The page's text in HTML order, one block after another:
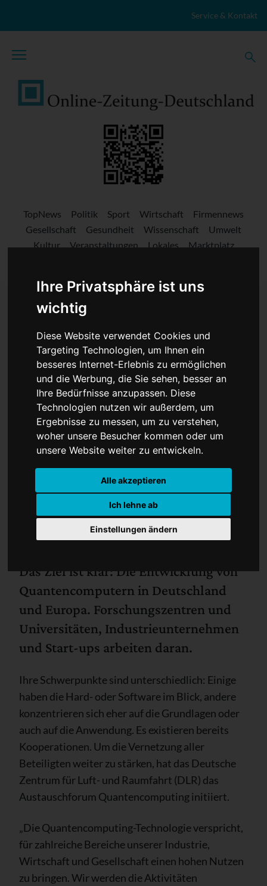
Ihre Privatsphäre ist uns
wichtig
Diese Website verwendet Cookies und
Targeting Technologien, um Ihnen ein
besseres Internet-Erlebnis zu ermöglichen
und die Werbung, die Sie sehen, besser an
Ihre Bedürfnisse anzupassen. Diese
Technologien nutzen wir außerdem, um
Ergebnisse zu messen, um zu verstehen,
woher unsere Besucher kommen oder um
unsere Website weiter zu entwickeln.
Alle akzeptieren
Ich lehne ab
Einstellungen ändern
Service & Kontakt
TopNews Politik Sport Wirtschaft
Firmennews
Gesellschaft
Gesundheit Wissenschaft
Umwelt
Kultur
Veranstaltungen Lokales
Marktplatz
Quantencomputing stärkt
Zusammenarbeit
Das Ziel ist klar: Die Entwicklung von
Quantencomputern in Deutschland
und Europa. Forschungszentren und
Universitäten, Industrieunternehmen
und Start-ups arbeiten daran.
Ihre Schwerpunkte sind unterschiedlich: Einige
haben die Hard- oder Software im Blick, andere
konzentrieren sich eher auf die Grundlagen oder
auch auf die Anwendung. Es existieren bereits
Kooperationen. Um die Vernetzung aller
Beteiligten weiter zu stärken, hat das Deutsche
Zentrum für Luft- und Raumfahrt (DLR) das
Austauschforum Quantencomputing initiiert.
„Die Quantencomputing-Technologie verspricht,
für zahlreiche Bereiche unserer Industrie,
Wirtschaft und Gesellschaft einen hohen Nutzen
zu bringen. Wir werden die Aktivitäten